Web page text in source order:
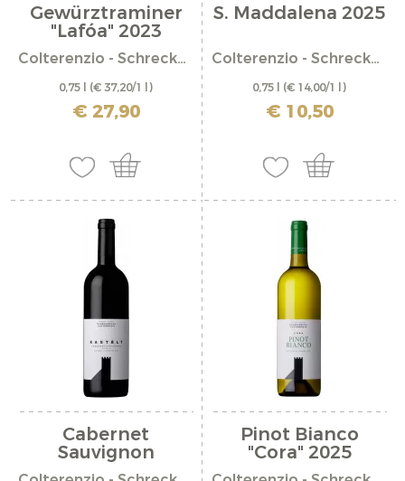
Gewürztraminer
"Lafóa" 2023
Colterenzio - Schreckbichl
0,75 l (€ 37,20/1 l)
incl. IVA più costi di spedizione
€ 27,90
S. Maddalena 2025
Colterenzio - Schreckbichl
0,75 l (€ 14,00/1 l)
incl. IVA più costi di spedizione
€ 10,50
Cabernet
Sauvignon
Riserva...
Pinot Bianco
"Cora" 2025